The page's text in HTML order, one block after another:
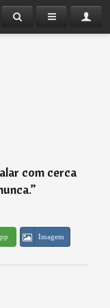
com cerca
”
Imagem